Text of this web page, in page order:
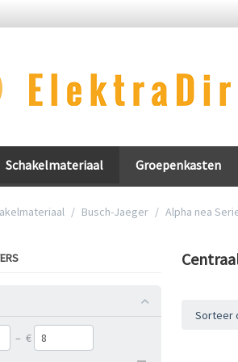
Schakelmateriaal Groepenkasten
/ Busch-Jaeger / Alpha nea
– €
Sorteer